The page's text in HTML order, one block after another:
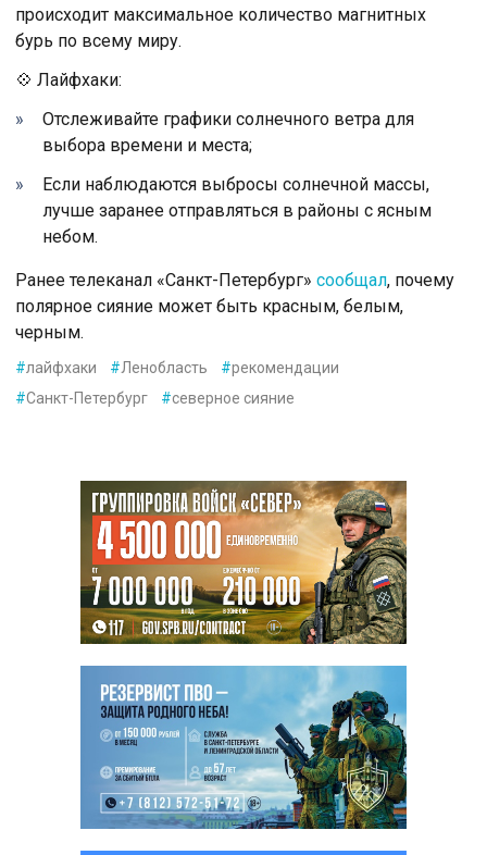
происходит максимальное количество магнитных
бурь по всему миру.
💠 Лайфхаки:
Отслеживайте графики солнечного ветра для
выбора времени и места;
Если наблюдаются выбросы солнечной массы,
лучше заранее отправляться в районы с ясным
небом.
Ранее телеканал «Санкт-Петербург» сообщал, почему
полярное сияние может быть красным, белым,
черным.
#лайфхаки #Ленобласть #рекомендации
#Санкт-Петербург #северное сияние